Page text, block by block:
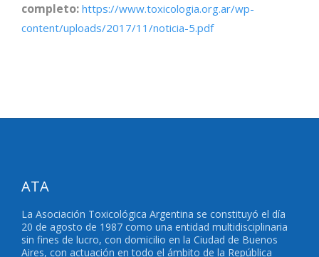
completo: https://www.toxicologia.org.ar/wp-
content/uploads/2017/11/noticia-5.pdf
ATA
La Asociación Toxicológica Argentina se constituyó el día
20 de agosto de 1987 como una entidad multidisciplinaria
sin fines de lucro, con domicilio en la Ciudad de Buenos
Aires, con actuación en todo el ámbito de la República